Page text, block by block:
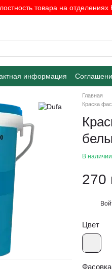
товара на
информация
Главная
Краска
В наличии
270
Цвет
Фасовка